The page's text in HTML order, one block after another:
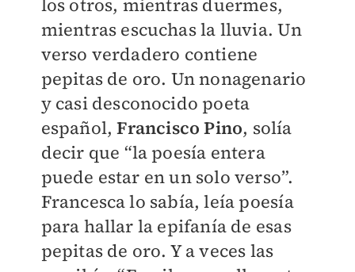
los otros, mientras duermes,
mientras escuchas la lluvia. Un
verso verdadero contiene
pepitas de oro. Un nonagenario
y casi desconocido poeta
español,Francisco Pino, solía
decir que “la poesía entera
puede estar en un solo verso”.
Francesca lo sabía, leía poesía
para hallar la epifanía de esas
pepitas de oro. Y a veces las